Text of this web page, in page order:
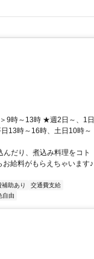
9時～13時 ★週2日～、1日
13時～16時、土日10時～
だり、煮込み料理をコト
給料がもらえちゃいます♪
補助あり
交通費支給
自由